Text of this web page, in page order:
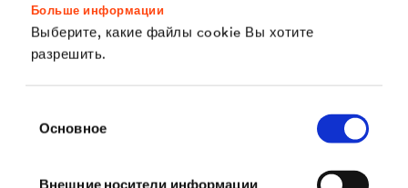
Больше информации
Выберите, какие файлы cookie Вы хотите
разрешить.
согласия
Основное
Внешние носители информации